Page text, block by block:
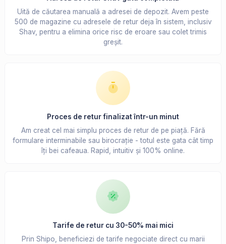
Uită de căutarea manuală a adresei de depozit. Avem peste
500 de magazine cu adresele de retur deja în sistem, inclusiv
Shav, pentru a elimina orice risc de eroare sau colet trimis
greșit.
Proces de retur finalizat într-un minut
Am creat cel mai simplu proces de retur de pe piață. Fără
formulare interminabile sau birocrație - totul este gata cât timp
îți bei cafeaua. Rapid, intuitiv și 100% online.
Tarife de retur cu 30-50% mai mici
Prin Shipo, beneficiezi de tarife negociate direct cu marii